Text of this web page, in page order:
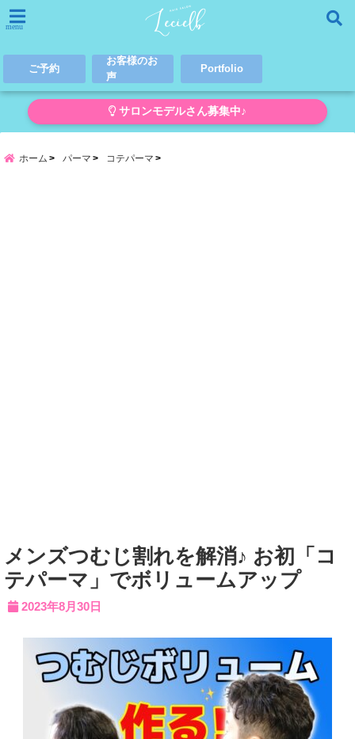
menu
ご予約
お客様のお
声
Portfolio
サロンモデルさん募集中♪
ホーム パーマ コテパーマ
メンズつむじ割れを解消♪ お初「コ
テパーマ」でボリュームアップ
2023年8月30日